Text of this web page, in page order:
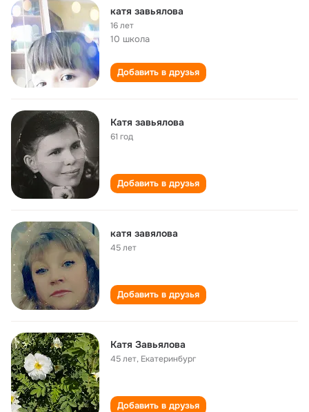
катя завьялова
16 лет
10 школа
Добавить в друзья
Катя завьялова
61 год
Добавить в друзья
катя завялова
45 лет
Добавить в друзья
Катя Завьялова
45 лет, Екатеринбург
Добавить в друзья